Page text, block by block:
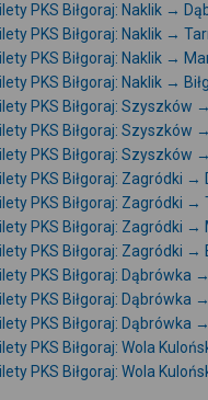
PKS Biłgoraj: Naklik →
PKS Biłgoraj: Naklik →
PKS Biłgoraj: Naklik →
PKS Biłgoraj: Naklik →
PKS Biłgoraj: Szyszków
PKS Biłgoraj: Szyszków
PKS Biłgoraj: Szyszków
PKS Biłgoraj: Zagródki →
PKS Biłgoraj: Zagródki →
PKS Biłgoraj: Zagródki
PKS Biłgoraj: Zagródki →
PKS Biłgoraj: Dąbrówka
PKS Biłgoraj: Dąbrówka
PKS Biłgoraj: Dąbrówka
PKS Biłgoraj: Wola
PKS Biłgoraj: Wola